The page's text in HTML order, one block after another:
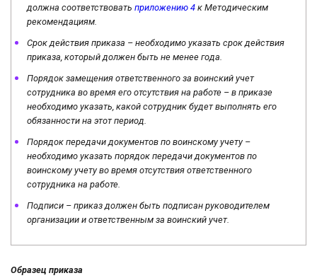
должна соответствоватьприложению 4к Методическим
рекомендациям.
Срок действия приказа – необходимо указать срок действия
приказа, который должен быть не менее года.
Порядок замещения ответственного за воинский учет
сотрудника во время его отсутствия на работе – в приказе
необходимо указать, какой сотрудник будет выполнять его
обязанности на этот период.
Порядок передачи документов по воинскому учету –
необходимо указать порядок передачи документов по
воинскому учету во время отсутствия ответственного
сотрудника на работе.
Подписи – приказ должен быть подписан руководителем
организации и ответственным за воинский учет.
Образец приказа